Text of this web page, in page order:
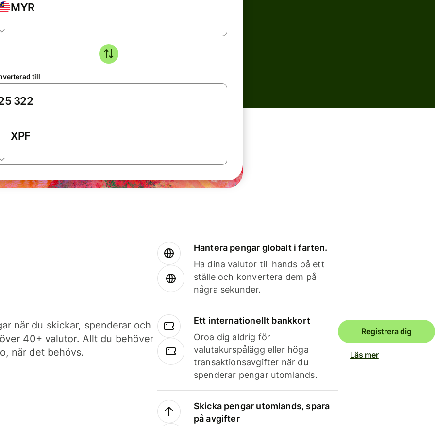
MYR
till
XPF
när du skickar, spenderar och
40+ valutor. Allt du behöver
när det behövs.
Hantera pengar globalt i farten.
Ha dina valutor till hands på ett
ställe och konvertera dem på
några sekunder.
Ett internationellt bankkort
Oroa dig aldrig för
valutakurspålägg eller höga
transaktionsavgifter när du
spenderar pengar utomlands.
Skicka pengar utomlands, spara
på avgifter
Registrera dig
Läs mer